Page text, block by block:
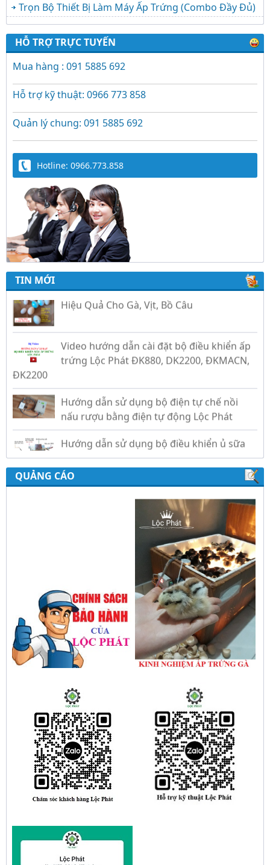
Trọn Bộ Thiết Bị Làm Máy Ấp Trứng (Combo Đầy Đủ)
HỖ TRỢ TRỰC TUYẾN
Mua hàng : 091 5885 692
Hỗ trợ kỹ thuật: 0966 773 858
Quản lý chung: 091 5885 692
Hotline: 0966.773.858
TIN MỚI Trứng Giả Lộc Phát Có Nước - Giải Pháp Ấp
Hiệu Quả Cho Gà, Vịt, Bồ Câu
Video hướng dẫn cài đặt bộ điều khiển ấp
trứng Lộc Phát ĐK880, DK2200, ĐKMACN,
ĐK2200
Hướng dẫn sử dụng bộ điện tự chế nồi
nấu rượu bằng điện tự động Lộc Phát
Hướng dẫn sử dụng bộ điều khiển ủ sữa
chua công nghiệp Lộc Phát
Hướng dẫn sử dụng bộ điều khiển độ ẩm
gold, nhiệt độ và ánh sáng tự động Lộc
QUẢNG CÁO